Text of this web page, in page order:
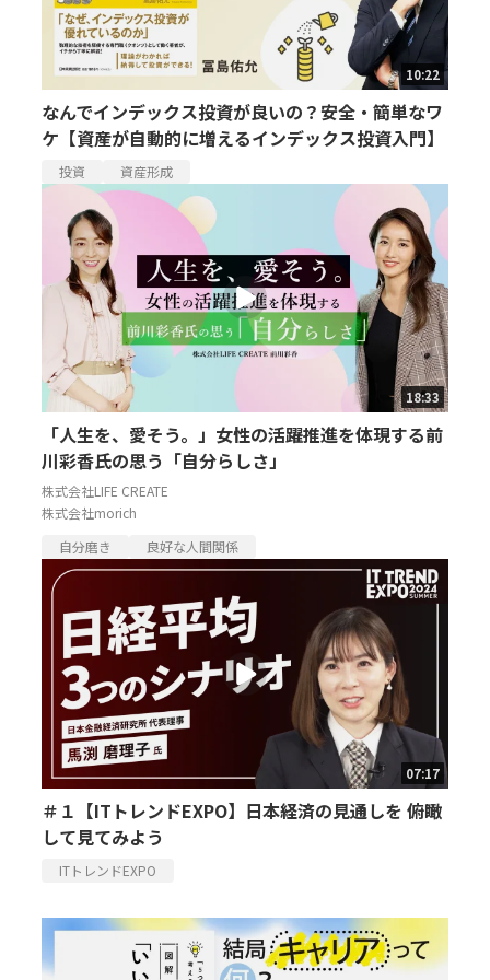
10:22
なんでインデックス投資が良いの？安全・簡単なワ
ケ【資産が自動的に増えるインデックス投資入門】
投資 資産形成
18:33
「人生を、愛そう。」女性の活躍推進を体現する前
川彩香氏の思う「自分らしさ」
株式会社LIFE CREATE
株式会社morich
自分磨き
良好な人間関係
07:17
＃１【ITトレンドEXPO】日本経済の見通しを 俯瞰
して見てみよう
ITトレンドEXPO